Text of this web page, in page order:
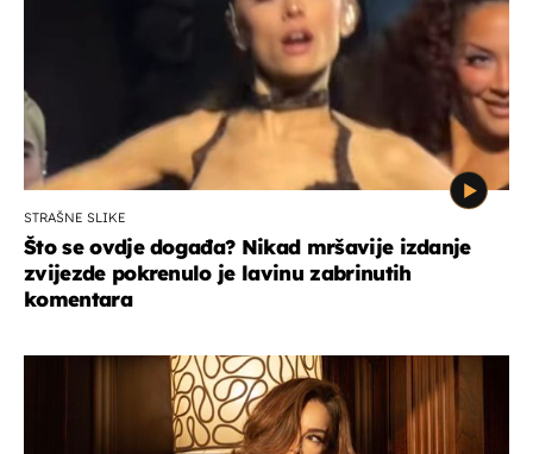
STRAŠNE SLIKE
Što se ovdje događa? Nikad mršavije izdanje
zvijezde pokrenulo je lavinu zabrinutih
komentara